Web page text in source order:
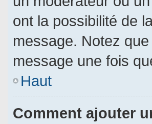
ont la possibilité de
message. Notez
message une fois
Haut
Comment ajouter